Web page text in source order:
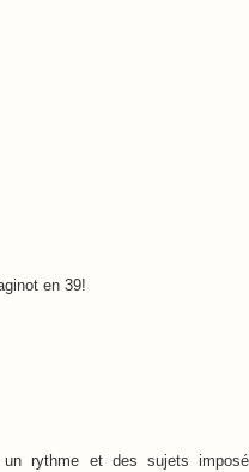
en 39!
rythme et des sujets